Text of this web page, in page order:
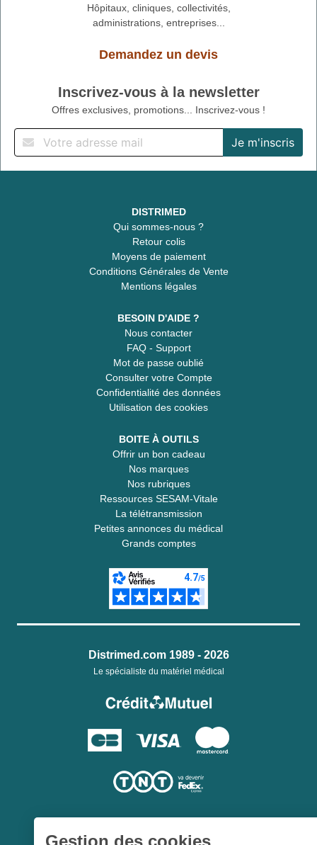
Hôpitaux, cliniques, collectivités,
administrations, entreprises...
Demandez un devis
Inscrivez-vous à la newsletter
Offres exclusives, promotions... Inscrivez-vous !
DISTRIMED
Qui sommes-nous ?
Retour colis
Moyens de paiement
Conditions Générales de Vente
Mentions légales
BESOIN D'AIDE ?
Nous contacter
FAQ - Support
Mot de passe oublié
Consulter votre Compte
Confidentialité des données
Utilisation des cookies
BOITE À OUTILS
Offrir un bon cadeau
Nos marques
Nos rubriques
Ressources SESAM-Vitale
La télétransmission
Petites annonces du médical
Grands comptes
Distrimed.com 1989 - 2026
Le spécialiste du matériel médical
Gestion des cookies